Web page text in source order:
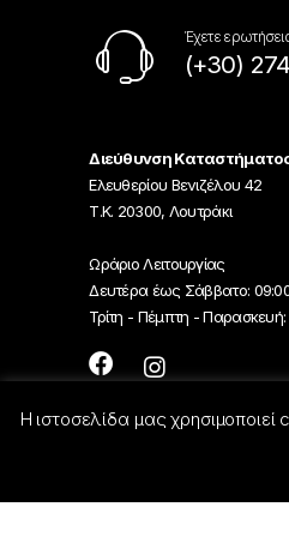
Έχετε
(+30)
Διεύθυνση
Ελευθερίου Βενιζέλου 42
Τ.Κ. 20300, Λουτράκι
Ωράριο Λειτουργίας
Δευτέρα έως Σάββατο:
Τρίτη - Πέμπτη - Παρασκευή:
Η ιστοσελίδα μας